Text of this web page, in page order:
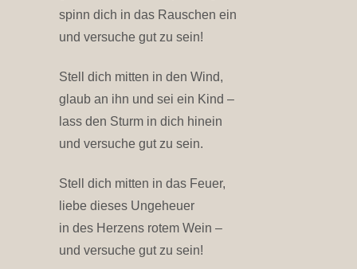
spinn dich in das Rauschen ein
und versuche gut zu sein!
Stell dich mitten in den Wind,
glaub an ihn und sei ein Kind –
lass den Sturm in dich hinein
und versuche gut zu sein.
Stell dich mitten in das Feuer,
liebe dieses Ungeheuer
in des Herzens rotem Wein –
und versuche gut zu sein!